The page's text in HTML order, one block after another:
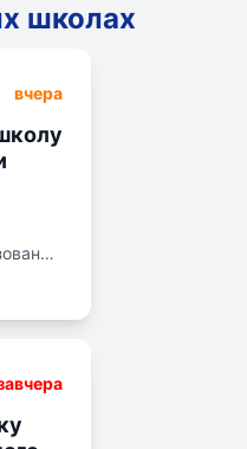
школах
вчера